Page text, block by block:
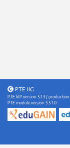
PTE IIG
PTE IdP version 3.1.3 / production
PTE module version 3.3.1.0